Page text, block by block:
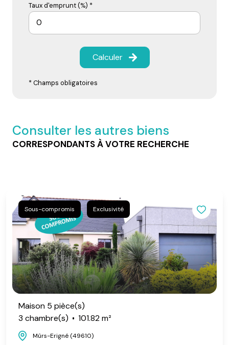
Taux d'emprunt (%) *
Calculer
* Champs obligatoires
Consulter les autres biens
CORRESPONDANTS À VOTRE RECHERCHE
Sous-compromis Exclusivité
Maison 5 pièce(s)
3 chambre(s)
101.82 m²
Mûrs-Erigné (49610)